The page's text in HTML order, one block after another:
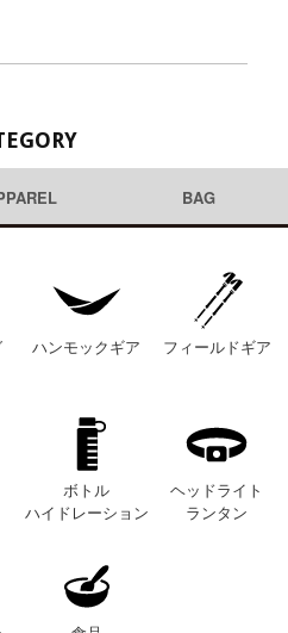
BAG
ハンモックギア フィールドギア
ボトル
ハイドレーション
ヘッドライト
ランタン